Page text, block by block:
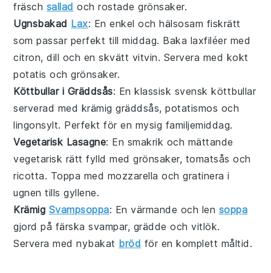
fräsch sallad ochrostade grönsaker.
Ugnsbakad Lax: En enkel och hälsosam fiskrätt
som passar perfekt till middag. Baka laxfiléer med
citron,dill och en skvätt vitvin. Servera med kokt
potatis ochgrönsaker.
Köttbullar i Gräddsås: En klassisk svenskköttbullar
serverad med krämiggräddsås,potatismos och
lingonsylt. Perfekt för en mysig familjemiddag.
Vegetarisk Lasagne: En smakrik och mättande
vegetarisk rätt fylld medgrönsaker, tomatsås och
ricotta. Toppa med mozzarella och gratinera i
ugnen tills gyllene.
Krämig Svampsoppa: En värmande och len soppa
gjord på färskasvampar, grädde ochvitlök.
Servera med nybakat bröd för en komplett måltid.